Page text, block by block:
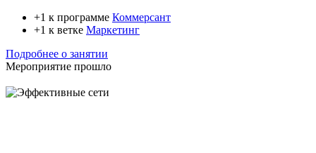
+1 к программе Коммерсант
+1 к ветке Маркетинг
Подробнее о занятии
Мероприятие прошло